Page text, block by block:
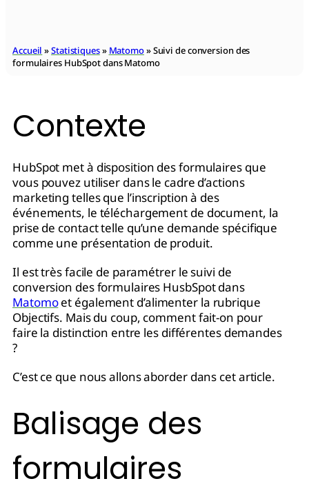
Accueil »Statistiques» Matomo»Suivi de conversion des
formulaires HubSpot dans Matomo
Contexte
HubSpot met à disposition des formulaires que
vous pouvez utiliser dans le cadre d’actions
marketing telles que l’inscription à des
événements, le téléchargement de document, la
prise de contact telle qu’une demande spécifique
comme une présentation de produit.
Il est très facile de paramétrer le suivi de
conversion des formulaires HusbSpot dans
Matomoet également d’alimenter la rubrique
Objectifs. Mais du coup, comment fait-on pour
faire la distinction entre les différentes demandes
?
C’est ce que nous allons aborder dans cet article.
Balisage des
formulaires